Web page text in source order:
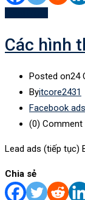
Các hình
Posted on24
Byitcore2431
Facebook
(0) Comment
Lead ads (tiếp tục)
Chia sẻ